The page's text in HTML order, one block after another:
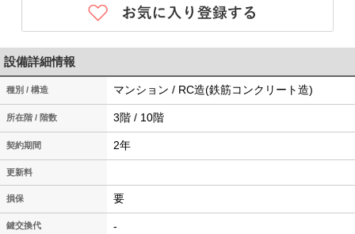
設備詳細情報
種別 / 構造 マンション / RC造(鉄筋コンクリート造)
所在階 / 階数 3階 / 10階
契約期間 2年
更新料
損保 要
鍵交換代 -